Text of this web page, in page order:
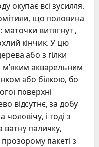
окупає всі зусилля.
що половина
витягнуті,
кінчик. У цю
або з гілки
м’яким акварельним
або білкою, бо
поверхні
відсутнє, за добу
чоловічу, і тоді з
ватну паличку,
пакеті з